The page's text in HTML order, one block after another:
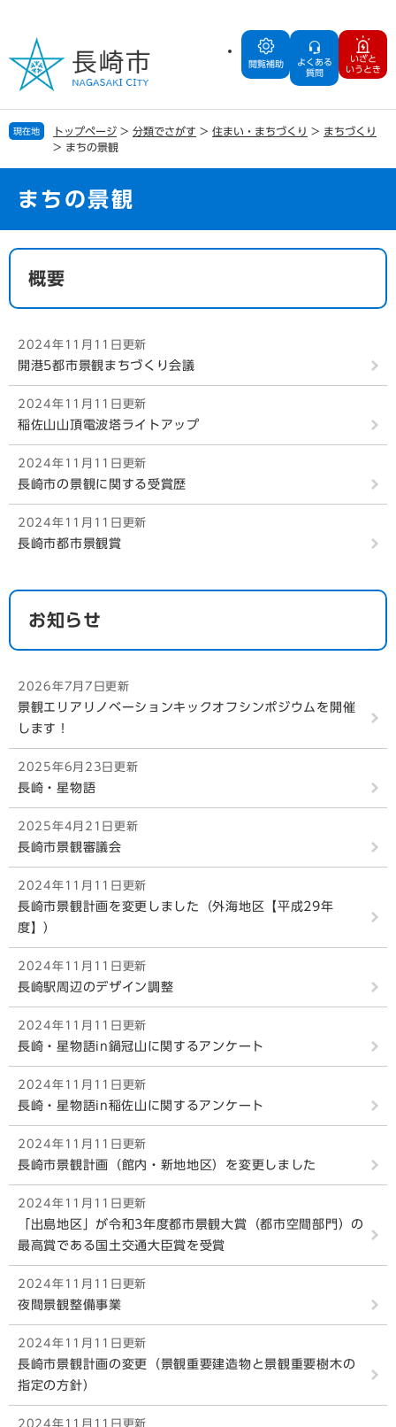
の
で
す
ー
ば
し
閲覧補助
よくある
質問
いざと
いうとき
現在地 トップページ > 分類でさがす > 住まい・まちづくり > まちづくり
> まちの景観
まちの景観
本
概要
2024年11月11日更新
開港5都市景観まちづくり会議
2024年11月11日更新
稲佐山山頂電波塔ライトアップ
2024年11月11日更新
長崎市の景観に関する受賞歴
2024年11月11日更新
長崎市都市景観賞
お知らせ
2026年7月7日更新
景観エリアリノベーションキックオフシンポジウムを開催
します！
2025年6月23日更新
長崎・星物語
2025年4月21日更新
長崎市景観審議会
2024年11月11日更新
長崎市景観計画を変更しました（外海地区【平成29年
度】）
2024年11月11日更新
長崎駅周辺のデザイン調整
2024年11月11日更新
長崎・星物語in鍋冠山に関するアンケート
2024年11月11日更新
長崎・星物語in稲佐山に関するアンケート
2024年11月11日更新
長崎市景観計画（館内・新地地区）を変更しました
2024年11月11日更新
「出島地区」が令和3年度都市景観大賞（都市空間部門）の
最高賞である国土交通大臣賞を受賞
2024年11月11日更新
夜間景観整備事業
2024年11月11日更新
長崎市景観計画の変更（景観重要建造物と景観重要樹木の
指定の方針）
2024年11月11日更新